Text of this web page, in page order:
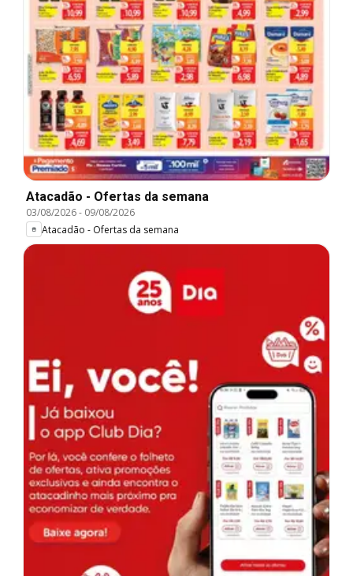
Atacadão - Ofertas da semana
03/08/2026- 09/08/2026
Atacadão - Ofertas da semana